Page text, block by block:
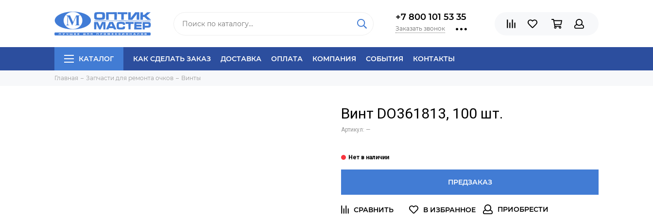
+7 800 101 53 35
Заказать звонок
КАТАЛОГ КАК СДЕЛАТЬ ЗАКАЗ ДОСТАВКА ОПЛАТА КОМПАНИЯ СОБЫТИЯ КОНТАКТЫ
Главная Запчасти для ремонта очков Винты
Винт DO361813, 100 шт.
Артикул: —
ПРЕДЗАКАЗ